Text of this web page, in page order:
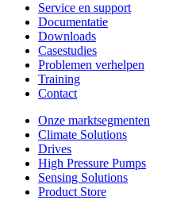
Service en support
Documentatie
Downloads
Casestudies
Problemen verhelpen
Training
Contact
Onze marktsegmenten
Climate Solutions
Drives
High Pressure Pumps
Sensing Solutions
Product Store